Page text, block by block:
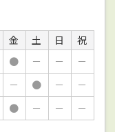
金 土 日
祝
● － －
－
－ ● －
－
● － － －